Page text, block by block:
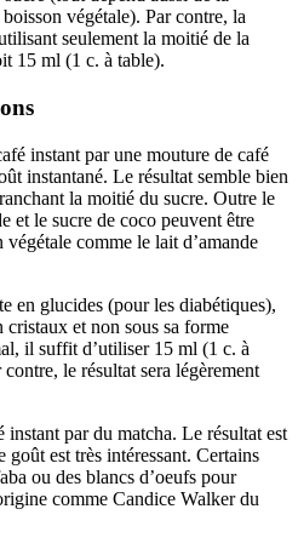
végétale). Par contre, la
seulement la moitié de la
15 ml (1 c. à table).
instant par une mouture de café
instantané. Le résultat semble bien
la moitié du sucre. Outre le
et le sucre de coco peuvent être
comme le lait d’amande
en glucides (pour les diabétiques),
et non sous sa forme
il suffit d’utiliser 15 ml (1 c. à
le résultat sera légèrement
instant par du matcha. Le résultat est
est très intéressant. Certains
ou des blancs d’oeufs pour
comme Candice Walker du